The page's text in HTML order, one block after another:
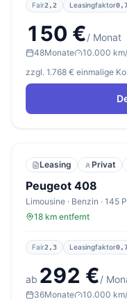
Fair2,2 Leasingfaktor
150 €/ Monat
48Monate
10.000
zzgl. 1.768 € einmalige
Leasing Privat
Peugeot 408
Limousine · Benzin · 145
18 km entfernt
Fair2,3 Leasingfaktor
ab 292 €/
36Monate 10.000